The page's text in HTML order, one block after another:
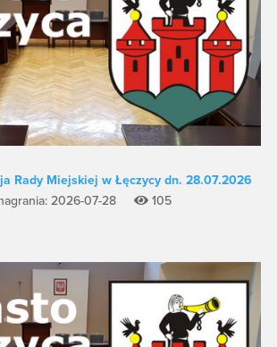
Rady Miejskiej w Łęczycy dn. 28.07.2026
2026-07-28
105